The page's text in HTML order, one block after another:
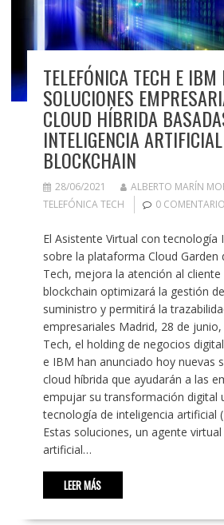
TELEFÓNICA TECH E IBM
SOLUCIONES
CLOUD HÍBRIDA
INTELIGENCIA
BLOCKCHAIN
28/06/2021 ALBERTO MARÍN
TELEFÓNICA TECH
0
El Asistente Virtual con tecnología
sobre la plataforma Cloud Garden
Tech, mejora la atención al
blockchain optimizará la gestión
suministro y permitirá la
empresariales Madrid, 28 de
Tech, el holding de negocios
e IBM han anunciado hoy nuevas
cloud híbrida que ayudarán a las
empujar su transformación digital
tecnología de inteligencia artificial
Estas soluciones, un agente
artificial…
LEER MÁS